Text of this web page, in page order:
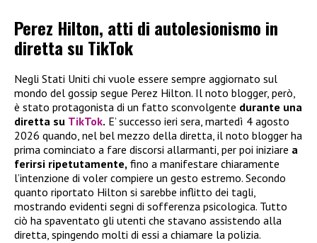
Perez Hilton, atti di autolesionismo in
diretta su TikTok
Negli Stati Uniti chi vuole essere sempre aggiornato sul
mondo del gossip segue Perez Hilton. Il noto blogger, però,
è stato protagonista di un fatto sconvolgente durante una
diretta su TikTok. E’ successo ieri sera, martedì 4 agosto
2026 quando, nel bel mezzo della diretta, il noto blogger ha
prima cominciato a fare discorsi allarmanti, per poi iniziare a
ferirsi ripetutamente, fino a manifestare chiaramente
l’intenzione di voler compiere un gesto estremo. Secondo
quanto riportato Hilton si sarebbe inflitto dei tagli,
mostrando evidenti segni di sofferenza psicologica. Tutto
ciò ha spaventato gli utenti che stavano assistendo alla
diretta, spingendo molti di essi a chiamare la polizia.